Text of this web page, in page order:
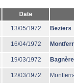
Date
13/05/1972 Beziers
16/04/1972
19/03/1972
12/03/1972